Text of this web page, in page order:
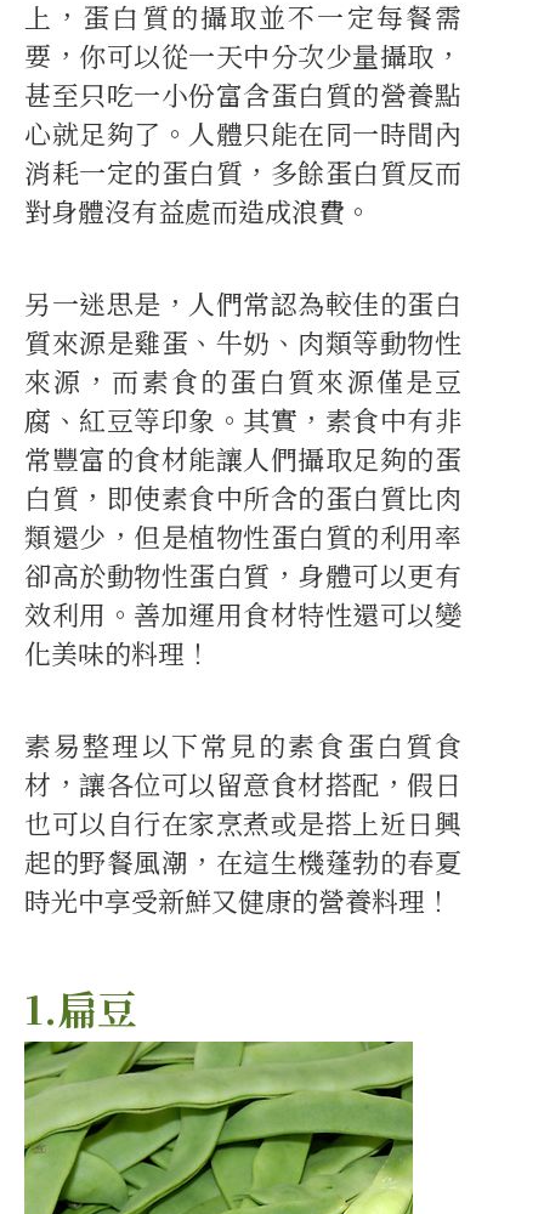
上，蛋白質的攝取並不一定每餐需
要，你可以從一天中分次少量攝取，
甚至只吃一小份富含蛋白質的營養點
心就足夠了。人體只能在同一時間內
消耗一定的蛋白質，多餘蛋白質反而
對身體沒有益處而造成浪費。
另一迷思是，人們常認為較佳的蛋白
質來源是雞蛋、牛奶、肉類等動物性
來源，而素食的蛋白質來源僅是豆
腐、紅豆等印象。其實，素食中有非
常豐富的食材能讓人們攝取足夠的蛋
白質，即使素食中所含的蛋白質比肉
類還少，但是植物性蛋白質的利用率
卻高於動物性蛋白質，身體可以更有
效利用。善加運用食材特性還可以變
化美味的料理！
素易整理以下常見的素食蛋白質食
材，讓各位可以留意食材搭配，假日
也可以自行在家烹煮或是搭上近日興
起的野餐風潮，在這生機蓬勃的春夏
時光中享受新鮮又健康的營養料理！
1.扁豆